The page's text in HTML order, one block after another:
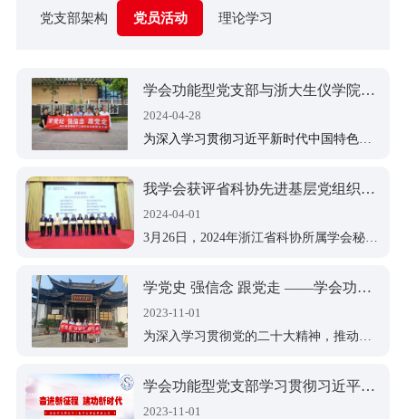
理事会名单
组织架构
专业委员会（分会）
联系方式
新闻动态
通知公告
会议通知
科普园地
科教服务
团体标准
科技成果
会员服务
入会申请
会员风采
单位会员
法规标准
法律法规
规范文件
清廉建设
党支部架构
理论学习
会员登录
注册
党支部架构 党员活动 理论学习
学会功能型党支部与浙大生仪学院生医所教工支部联合开展党纪学习和红色实践活动
2024-04-28
为深入学习贯彻习近平新时代中国特色社会主义文化思想，推动党纪学习主题教育活动走深走实，4月26日下午，学会理事会功能型党支部联手浙大生仪学院生医所教工党支部赴良渚开展党纪学习和红色实践活动。
我学会获评省科协先进基层党组织（清廉学会）
2024-04-01
3月26日，2024年浙江省科协所属学会秘书长培训班在杭州举办。会上，省科协对获评2023年度浙江省科协先进基层党组织（清廉学会）的10家省级学会进行了表彰，我学会功能型党支部位列其中。学会常务副理事长兼秘书长、党支部书记夏顺仁教授代表学会上台领奖。
学党史 强信念 跟党走 ——学会功能型党支部开展廉政警示教育主题党日活动
2023-11-01
为深入学习贯彻党的二十大精神，推动学会工作落实落细，不断提升强信念、办实事的能力，10月29日下午，学会功能型党支部专程赴西溪湿地开展廉政警示教育主题党日活动。
学会功能型党支部学习贯彻习近平总书记考察浙江重要讲话精神
2023-11-01